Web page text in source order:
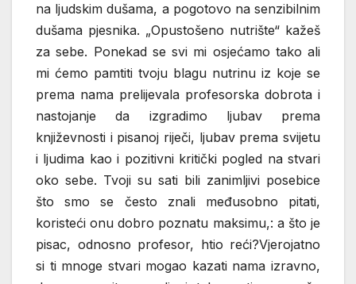
na ljudskim dušama, a pogotovo na senzibilnim
dušama pjesnika. „Opustošeno nutrište“ kažeš
za sebe. Ponekad se svi mi osjećamo tako ali
mi ćemo pamtiti tvoju blagu nutrinu iz koje se
prema nama prelijevala profesorska dobrota i
nastojanje da izgradimo ljubav prema
književnosti i pisanoj riječi, ljubav prema svijetu
i ljudima kao i pozitivni kritički pogled na stvari
oko sebe. Tvoji su sati bili zanimljivi posebice
što smo se često znali međusobno pitati,
koristeći onu dobro poznatu maksimu,: a što je
pisac, odnosno profesor, htio reći?Vjerojatno
si ti mnoge stvari mogao kazati nama izravno,